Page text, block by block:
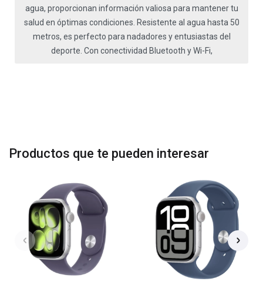
agua, proporcionan información valiosa para mantener tu
salud en óptimas condiciones. Resistente al agua hasta 50
metros, es perfecto para nadadores y entusiastas del
deporte. Con conectividad Bluetooth y Wi-Fi,
Productos que te pueden interesar